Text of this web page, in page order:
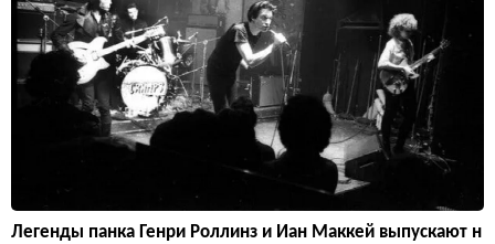
Легенды панка Генри Роллинз и Иан Маккей выпускают н